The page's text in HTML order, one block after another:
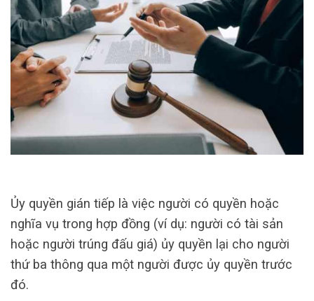
Ủy quyền gián tiếp là việc người có quyền hoặc
nghĩa vụ trong hợp đồng (ví dụ: người có tài sản
hoặc người trúng đấu giá) ủy quyền lại cho người
thứ ba thông qua một người được ủy quyền trước
đó.